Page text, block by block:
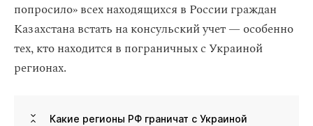
попросило» всех находящихся в России граждан
Казахстана встать на консульский учет — особенно
тех, кто находится в пограничных с Украиной
регионах.
Какие регионы РФ граничат с Украиной